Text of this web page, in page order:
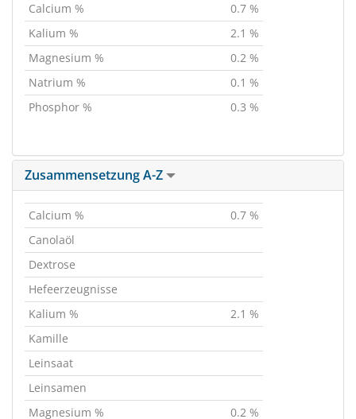
Calcium %
0.7 %
Kalium %
2.1 %
Magnesium %
0.2 %
Natrium %
0.1 %
Phosphor %
0.3 %
Zusammensetzung A-Z
Calcium %
0.7 %
Canolaöl
Dextrose
Hefeerzeugnisse
Kalium %
2.1 %
Kamille
Leinsaat
Leinsamen
Magnesium %
0.2 %